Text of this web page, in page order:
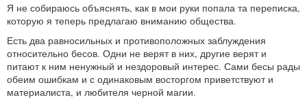
Я не собираюсь объяснять, как в мои руки попала та переписка,
которую я теперь предлагаю вниманию общества.
Есть два равносильных и противоположных заблуждения
относительно бесов. Одни не верят в них, другие верят и
питают к ним ненужный и нездоровый интерес. Сами бесы рады
обеим ошибкам и с одинаковым восторгом приветствуют и
материалиста, и любителя черной магии.